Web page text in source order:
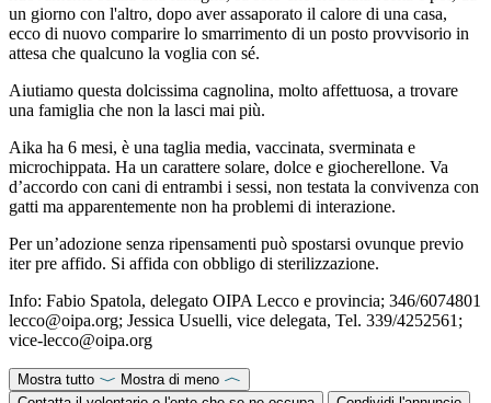
un giorno con l'altro, dopo aver assaporato il calore di una casa,
ecco di nuovo comparire lo smarrimento di un posto provvisorio in
attesa che qualcuno la voglia con sé.
Aiutiamo questa dolcissima cagnolina, molto affettuosa, a trovare
una famiglia che non la lasci mai più.
Aika ha 6 mesi, è una taglia media, vaccinata, sverminata e
microchippata. Ha un carattere solare, dolce e giocherellone. Va
d’accordo con cani di entrambi i sessi, non testata la convivenza con
gatti ma apparentemente non ha problemi di interazione.
Per un’adozione senza ripensamenti può spostarsi ovunque previo
iter pre affido. Si affida con obbligo di sterilizzazione.
Info: Fabio Spatola, delegato OIPA Lecco e provincia; 346/6074801
lecco@oipa.org; Jessica Usuelli, vice delegata, Tel. 339/4252561;
vice-lecco@oipa.org
Mostra tutto
Mostra di meno